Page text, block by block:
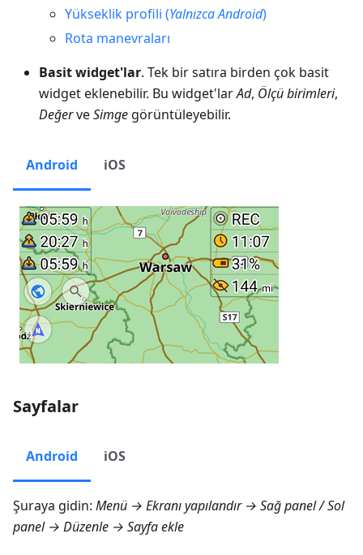
Yükseklik profili (Yalnızca Android)
Rota manevraları
Basit widget'lar. Tek bir satıra birden çok basit
widget eklenebilir. Bu widget'larAd, Ölçü birimleri,
DeğerveSimge görüntüleyebilir.
Android iOS
Sayfalar
Android iOS
Şuraya gidin: Menü → Ekranı yapılandır → Sağ panel/Sol
panel→ Düzenle → Sayfa ekle